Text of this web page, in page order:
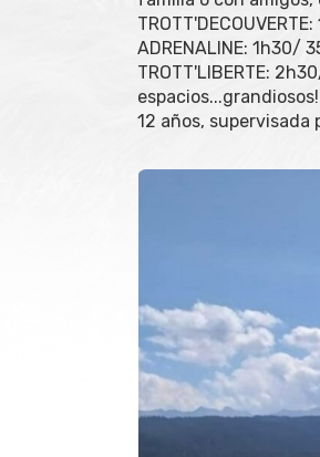
ADRENALINE: 1h30/
TROTT'LIBERTE:
12 años, supervisada